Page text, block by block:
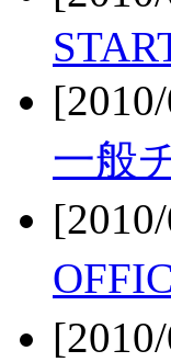
一般